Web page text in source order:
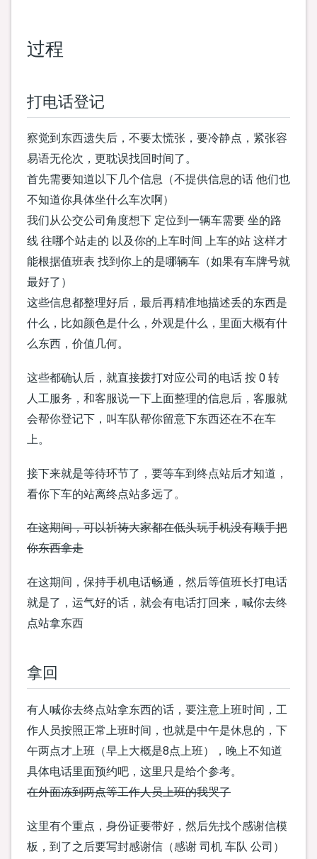
过程
打电话登记
察觉到东西遗失后，不要太慌张，要冷静点，紧张容
易语无伦次，更耽误找回时间了。
首先需要知道以下几个信息（不提供信息的话 他们也
不知道你具体坐什么车次啊）
我们从公交公司角度想下 定位到一辆车需要 坐的路
线 往哪个站走的 以及你的上车时间 上车的站 这样才
能根据值班表 找到你上的是哪辆车（如果有车牌号就
最好了）
这些信息都整理好后，最后再精准地描述丢的东西是
什么，比如颜色是什么，外观是什么，里面大概有什
么东西，价值几何。
这些都确认后，就直接拨打对应公司的电话 按 0 转
人工服务，和客服说一下上面整理的信息后，客服就
会帮你登记下，叫车队帮你留意下东西还在不在车
上。
接下来就是等待环节了，要等车到终点站后才知道，
看你下车的站离终点站多远了。
在这期间，可以祈祷大家都在低头玩手机没有顺手把
你东西拿走
在这期间，保持手机电话畅通，然后等值班长打电话
就是了，运气好的话，就会有电话打回来，喊你去终
点站拿东西
拿回
有人喊你去终点站拿东西的话，要注意上班时间，工
作人员按照正常上班时间，也就是中午是休息的，下
午两点才上班（早上大概是8点上班），晚上不知道
具体电话里面预约吧，这里只是给个参考。
在外面冻到两点等工作人员上班的我哭了
这里有个重点，身份证要带好，然后先找个感谢信模
板，到了之后要写封感谢信（感谢 司机 车队 公司）